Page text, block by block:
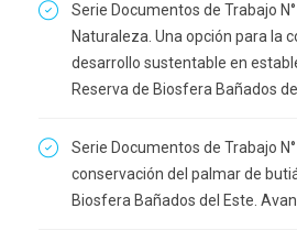
Serie Documentos de Trabajo
Naturaleza. Una opción para la
desarrollo sustentable en
Reserva de Biosfera Bañados
Serie Documentos de Trabajo
conservación del palmar de
Biosfera Bañados del Este.